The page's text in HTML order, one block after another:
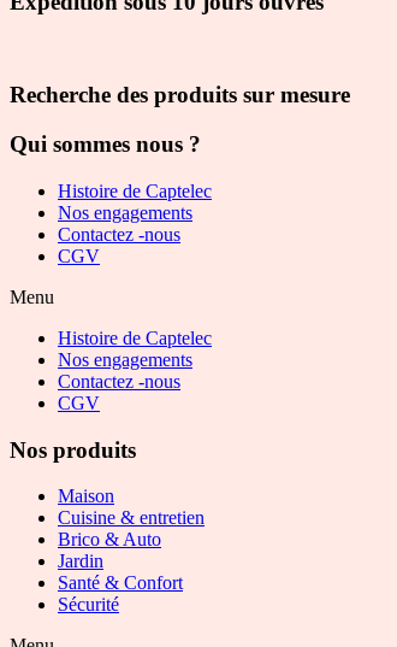
Recherche des produits sur mesure
Qui sommes nous ?
Histoire de Captelec
Nos engagements
Contactez -nous
CGV
Menu
Histoire de Captelec
Nos engagements
Contactez -nous
CGV
Nos produits
Maison
Cuisine & entretien
Brico & Auto
Jardin
Santé & Confort
Sécurité